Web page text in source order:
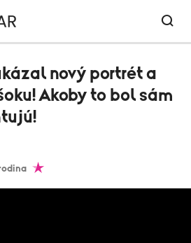
nový portrét a
Akoby to bol sám